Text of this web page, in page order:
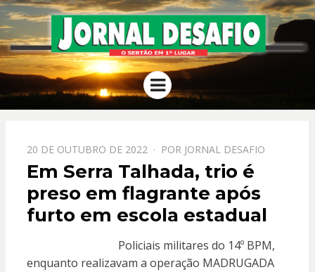
JORNAL
DESAFIO
O Sertão em 1º Lugar
Menu
PPOSTADO
EM
20 DE OUTUBRO DE 2022 POR JORNAL DESAFIO
Em Serra Talhada, trio é
preso em flagrante após
furto em escola estadual
Policiais militares do 14º BPM,
enquanto realizavam a operação MADRUGADA